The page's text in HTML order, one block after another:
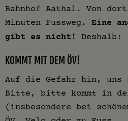
Bahnhof Aathal. Von
Minuten Fussweg. Eine
gibt es nicht!
Deshalb:
KOMMT MIT DEM ÖV!
Auf die Gefahr hin, uns
Bitte, bitte kommt in
(insbesondere bei